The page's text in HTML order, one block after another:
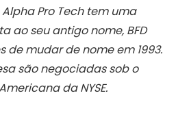
Pro Tech tem uma
ao seu antigo nome, BFD
de mudar de nome em 1993.
são negociadas sob o
da NYSE.